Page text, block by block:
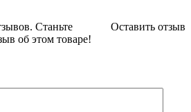
Оставить отзыв
Станьте
об этом товаре!